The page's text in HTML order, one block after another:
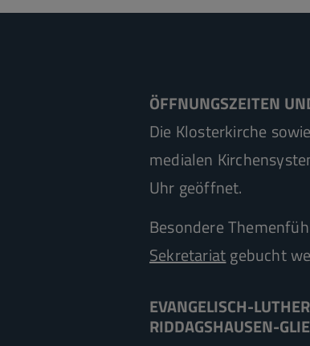
ÖFFNUNGSZEITEN
Die Klosterkirche
medialen
Uhr geöffnet.
Besondere
Sekretariatgebucht
EVANGELISCH-
RIDDAGSHAUSEN-